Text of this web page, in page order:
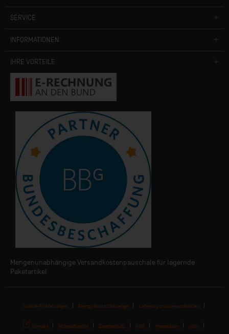
SERVICE
INFORMATIONEN
IHRE VORTEILE
Mengenunabhängige Versandkostenpauschale für lagernde
Paketartikel
Cookie-Einstellungen Energy Boost Challenge Lieferung und Versandkosten
Kontakt Widerrufsrecht Datenschutz AGB Impressum Jobs